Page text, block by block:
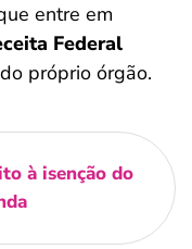
entre em
Federal
próprio órgão.
à isenção do